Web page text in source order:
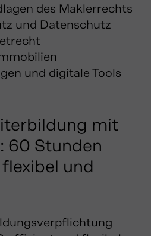
des Maklerrechts
und Datenschutz
und digitale Tools
mit
60 Stunden
und